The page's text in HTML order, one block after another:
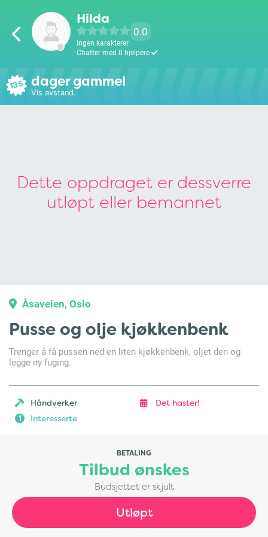
Hilda
0.0
Ingen karakterer
Chatter med 0 hjelpere
135 dager gammel
Vis avstand.
Dette oppdraget er dessverre
utløpt eller bemannet
Åsaveien, Oslo
Pusse og olje kjøkkenbenk
Trenger å få pussen ned en liten kjøkkenbenk, oljet den og
legge ny fuging.
Håndverker Det haster!
1 Interesserte
BETALING
Tilbud ønskes
Budsjettet er skjult
Utløpt